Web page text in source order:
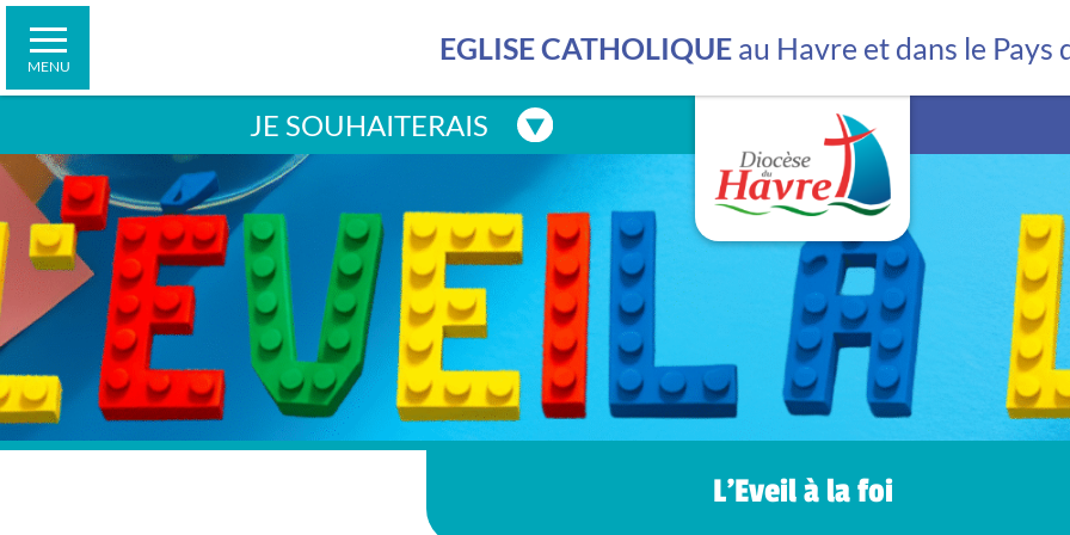
MENU
EGLISE CATHOLIQUE au Havre et dans le Pays
JE SOUHAITERAIS
Contacter la cellule d’écoute
Suivre des formations
Connaître les horaires de la librairie
Faire un don
La librairie
La bibliothèque
La lutte contre les
L’Eveil à la foi